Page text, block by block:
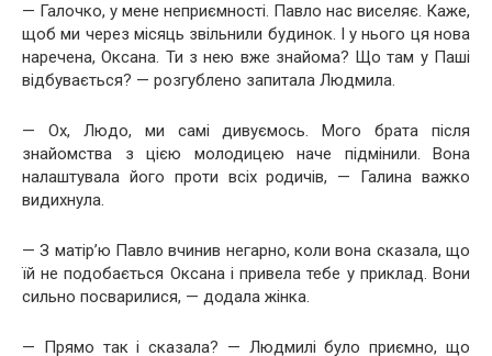
— Галочко, у мене неприємності. Павло нас виселяє. Каже,
щоб ми через місяць звільнили будинок. І у нього ця нова
наречена, Оксана. Ти з нею вже знайома? Що там у Паші
відбувається? — розгублено запитала Людмила.
— Ох, Людо, ми самі дивуємось. Мого брата після
знайомства з цією молодицею наче підмінили. Вона
налаштувала його проти всіх родичів, — Галина важко
видихнула.
— З матір’ю Павло вчинив негарно, коли вона сказала, що
їй не подобається Оксана і привела тебе у приклад. Вони
сильно посварилися, — додала жінка.
— Прямо так і сказала? — Людмилі було приємно, що